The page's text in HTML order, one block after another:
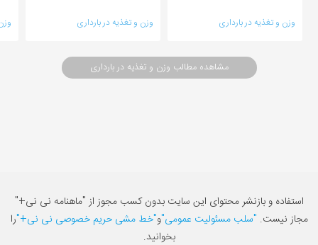
وزن و تغذیه در بارداری وزن و تغذیه در بارداری
مشاهده مطالب وزن و تغذیه در بارداری
استفاده و بازنشر محتوای این سایت بدون کسب مجوز از "ماهنامه نی نی+"
مجاز نیست. "سلب مسئولیت عمومی"و"خط مشی حریم خصوصی نی نی+"را
بخوانید.